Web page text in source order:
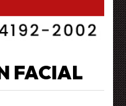
FACIAL